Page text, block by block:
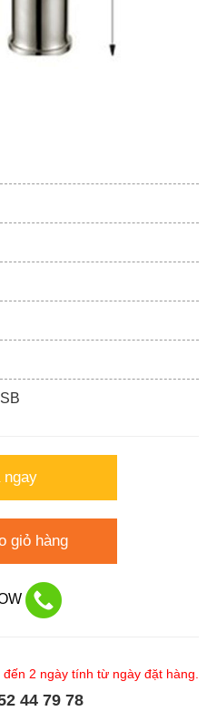
ngay
giỏ hàng
2 ngày tính từ ngày đặt hàng.
44 79 78